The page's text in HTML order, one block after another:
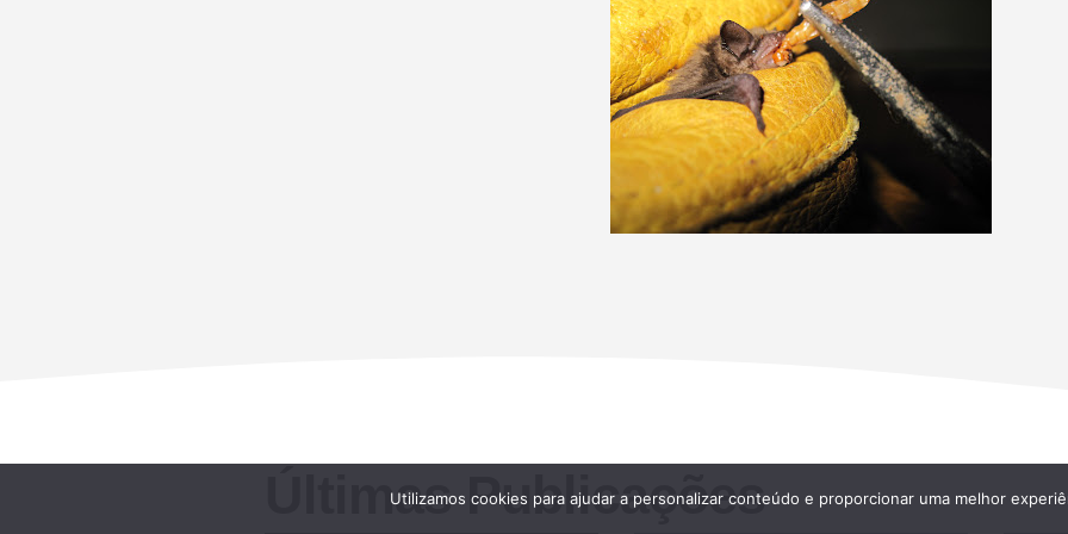
Últimas Publicações
Utilizamos cookies para ajudar a personalizar conteúdo e proporcionar uma melhor